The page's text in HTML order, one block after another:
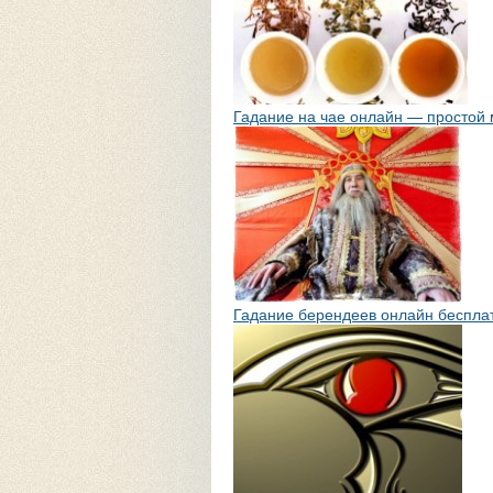
Гадание на чае онлайн —
Гадание берендеев онлайн